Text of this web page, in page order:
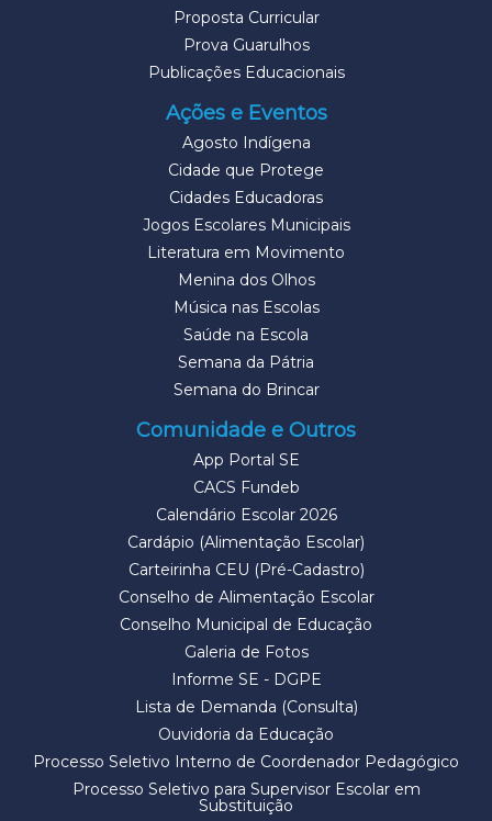
Proposta Curricular
Prova Guarulhos
Publicações Educacionais
Ações e Eventos
Agosto Indígena
Cidade que Protege
Cidades Educadoras
Jogos Escolares Municipais
Literatura em Movimento
Menina dos Olhos
Música nas Escolas
Saúde na Escola
Semana da Pátria
Semana do Brincar
Comunidade e Outros
App Portal SE
CACS Fundeb
Calendário Escolar 2026
Cardápio (Alimentação Escolar)
Carteirinha CEU (Pré-Cadastro)
Conselho de Alimentação Escolar
Conselho Municipal de Educação
Galeria de Fotos
Informe SE - DGPE
Lista de Demanda (Consulta)
Ouvidoria da Educação
Processo Seletivo Interno de Coordenador Pedagógico
Processo Seletivo para Supervisor Escolar em
Substituição